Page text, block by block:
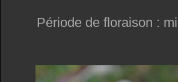
Période de floraison :